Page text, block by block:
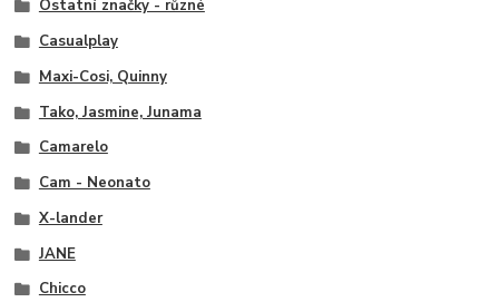
Ostatní značky - různé
Casualplay
Maxi-Cosi, Quinny
Tako, Jasmine, Junama
Camarelo
Cam - Neonato
X-lander
JANE
Chicco